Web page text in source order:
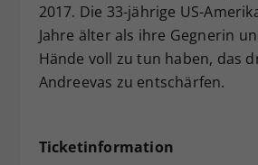
2017. Die 33-jährige US-
Jahre älter als ihre Gegnerin
Hände voll zu tun haben, das
Andreevas zu entschärfen.
Ticketinformation